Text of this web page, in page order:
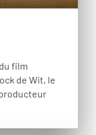
film
de Wit, le